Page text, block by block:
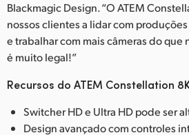
Blackmagic Design. “O ATEM
nossos clientes a lidar com
e trabalhar com mais câmeras do que
é muito legal!”
Recursos do ATEM Constellation
Switcher HD e Ultra HD pode ser
Design avançado com controles